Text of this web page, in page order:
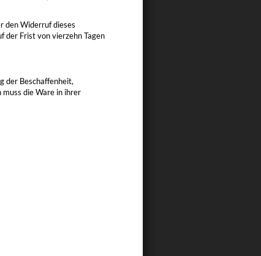
den Widerruf dieses
der Frist von vierzehn Tagen
der Beschaffenheit,
die Ware in ihrer